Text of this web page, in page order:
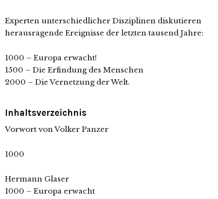
Experten unterschiedlicher Disziplinen diskutieren
herausragende Ereignisse der letzten tausend Jahre:
1000 – Europa erwacht!
1500 – Die Erfindung des Menschen
2000 – Die Vernetzung der Welt.
Inhaltsverzeichnis
Vorwort von Volker Panzer
1000
Hermann Glaser
1000 – Europa erwacht